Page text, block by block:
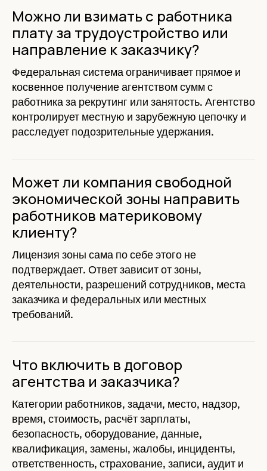
Можно ли взимать с работника
плату за трудоустройство или
направление к заказчику?
Федеральная система ограничивает прямое и
косвенное получение агентством сумм с
работника за рекрутинг или занятость. Агентство
контролирует местную и зарубежную цепочку и
расследует подозрительные удержания.
Может ли компания свободной
экономической зоны направить
работников материковому
клиенту?
Лицензия зоны сама по себе этого не
подтверждает. Ответ зависит от зоны,
деятельности, разрешений сотрудников, места
заказчика и федеральных или местных
требований.
Что включить в договор
агентства и заказчика?
Категории работников, задачи, место, надзор,
время, стоимость, расчёт зарплаты,
безопасность, оборудование, данные,
квалификация, замены, жалобы, инциденты,
ответственность, страхование, записи, аудит и